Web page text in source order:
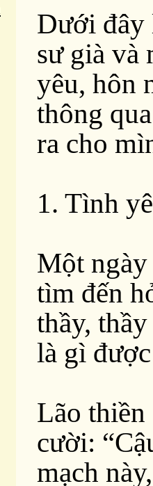
Dưới đây
sư già và
yêu, hôn
thông
ra cho
1. Tình
Một
tìm đến
thầy,
là gì
Lão
cười:
mạch